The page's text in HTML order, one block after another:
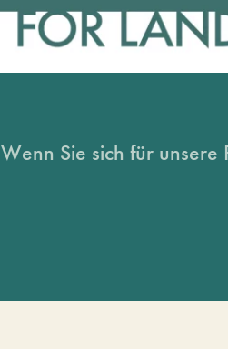
Wenn Sie sich für